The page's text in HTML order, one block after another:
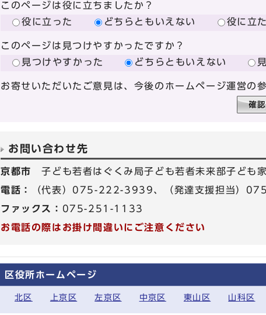
このページは役に立ちましたか？
役に立った
どちらともいえない 役に立
このページは見つけやすかったですか？
見つけやすかった
どちらともいえない
お寄せいただいたご意見は、今後のホームページ運営の
お問い合わせ先
京都市子ども若者はぐくみ局子ども若者未来部子ども
電話：
（代表）075-222-3939、（発達支援担当）
ファックス： 075-251-1133
お電話の際はお掛け間違いにご注意ください
区役所ホームページ
北区 上京区 左京区 中京区 東山区 山科区